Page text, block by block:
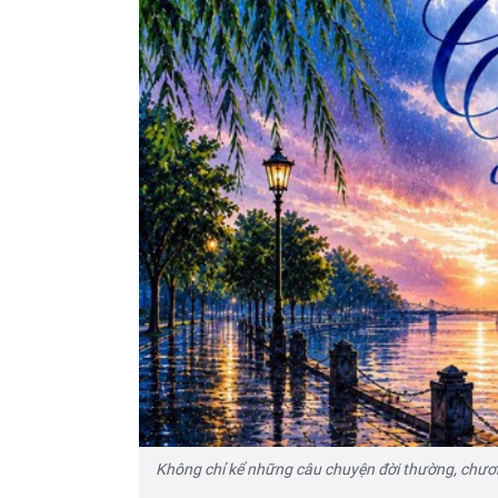
Không chỉ kể những câu chuyện đời thường,